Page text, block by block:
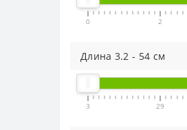
0 2
Длина 3.2 - 54 см
3 29